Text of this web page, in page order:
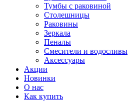
Тумбы с раковиной
Столешницы
Раковины
Зеркала
Пеналы
Смесители и водосливы
Аксессуары
Акции
Новинки
О нас
Как купить